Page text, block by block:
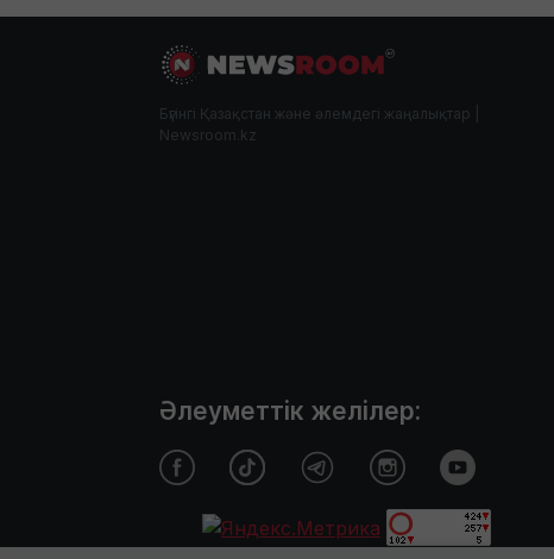
Бүгінгі Қазақстан және әлемдегі жаңалықтар |
Newsroom.kz
Әлеуметтік желілер: